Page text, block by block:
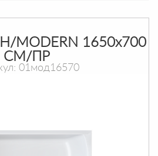
MODERN 1650х700
СМ/ПР
01мод16570